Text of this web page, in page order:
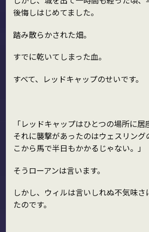
後悔しはじめてました。
踏み散らかされた畑。
すでに乾いてしまった血。
すべて、レッドキャップのせいです。
「レッドキャップはひとつの場所に居
それに襲撃があったのはウェスリング
こから馬で半日もかかるじゃない。」
そうローアンは言います。
しかし、ウィルは言いしれぬ不気味さ
たのです。